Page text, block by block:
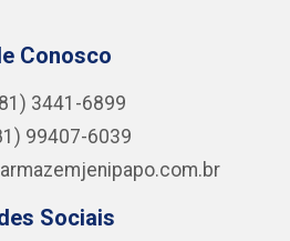
Conosco
3441-6899
99407-6039
Sociais